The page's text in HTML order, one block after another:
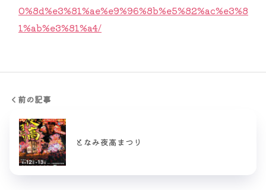
0%8d%e3%81%ae%e9%96%8b%e5%82%ac%e3%8
1%ab%e3%81%a4/
前の記事
となみ夜高まつり